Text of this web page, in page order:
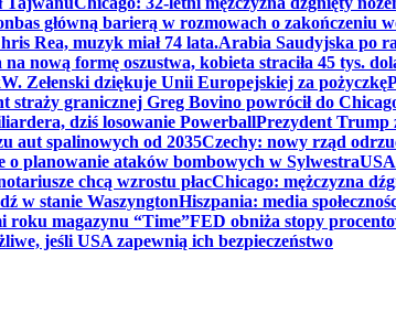
główną barierą w rozmowach o zakończeniu
Rea, muzyk miał 74 lata.Arabia Saudyjska po
nową formę oszustwa, kobieta straciła 45 tys.
W. Zełenski dziękuje Unii Europejskiej za pożyczkę
straży granicznej Greg Bovino powrócił do
dziś losowanie PowerballPrezydent Trump
aut spalinowych od 2035Czechy: nowy rząd
o planowanie ataków bombowych w Sylwestra
chcą wzrostu płacChicago: mężczyzna
w stanie WaszyngtonHiszpania: media
roku magazynu “Time”FED obniża stopy
jeśli USA zapewnią ich bezpieczeństwo